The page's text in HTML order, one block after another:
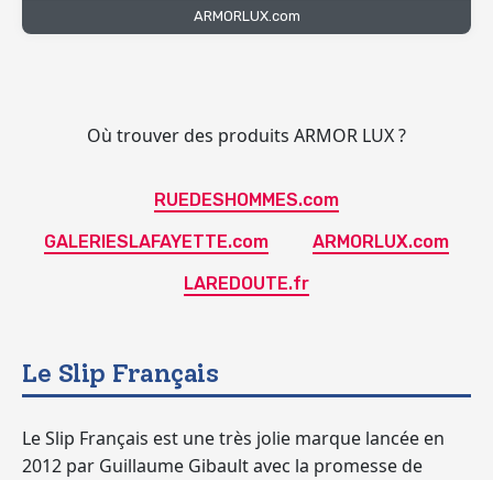
ARMORLUX.com
Où trouver des produits ARMOR LUX ?
RUEDESHOMMES.com
GALERIESLAFAYETTE.com
ARMORLUX.com
LAREDOUTE.fr
Le Slip Français
Le Slip Français est une très jolie marque lancée en
2012 par Guillaume Gibault avec la promesse de